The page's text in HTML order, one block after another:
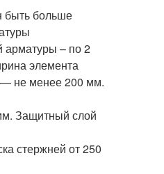
быть больше
арматуры – по 2
элемента
— не менее 200 мм.
Защитный слой
стержней от 250